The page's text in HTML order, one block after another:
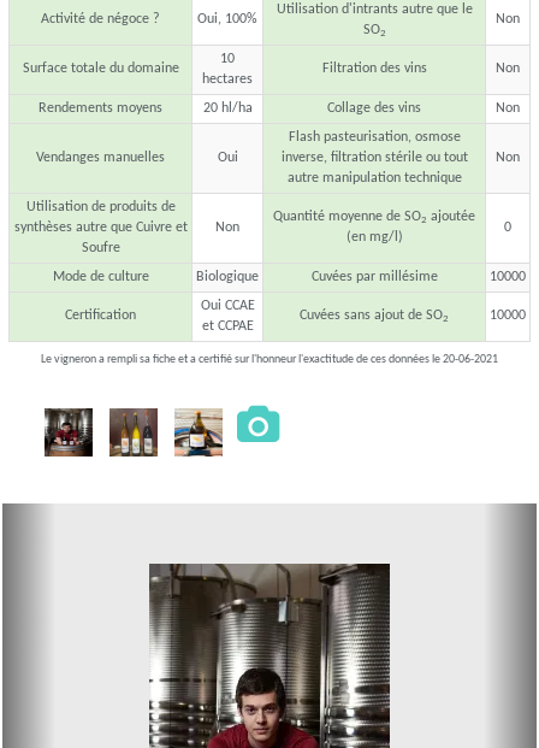
Activité de négoce ? Oui, 100%
Utilisation d'intrants autre que le
SO2
Non
Surface totale du domaine
10
hectares
Filtration des vins Non
Rendements moyens 20 hl/ha Collage des vins Non
Vendanges manuelles Oui
Flash pasteurisation, osmose
inverse, filtration stérile ou tout
autre manipulation technique
Non
Utilisation de produits de
synthèses autre que Cuivre et
Soufre
Non
Quantité moyenne de SO2 ajoutée
(en mg/l)
0
Mode de culture Biologique Cuvées par millésime 10000
Certification
Oui CCAE
et CCPAE
Cuvées sans ajout de SO2 10000
Le vigneron a rempli sa fiche et a certifié sur l'honneur l'exactitude de ces données le 20-06-2021